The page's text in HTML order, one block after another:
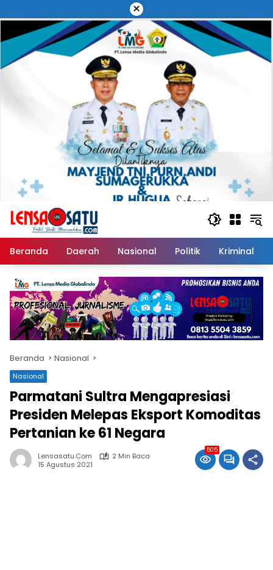
ke
konten
×
Beranda Daerah Nasional Politik Kriminal
Beranda Nasional
Nasional
Parmatani Sultra Mengapresiasi
Presiden Melepas Eksport Komoditas
Pertanian ke 61 Negara
Lensasatu.com
2 Min Baca
15 Agustus 2021
505